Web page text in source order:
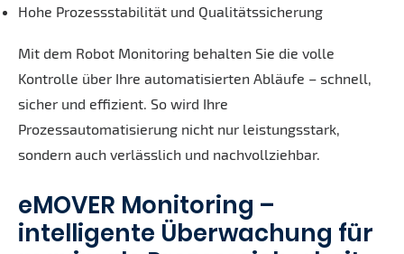
Hohe Prozessstabilität und Qualitätssicherung
Mit dem Robot Monitoring behalten Sie die volle
Kontrolle über Ihre automatisierten Abläufe – schnell,
sicher und effizient. So wird Ihre
Prozessautomatisierung nicht nur leistungsstark,
sondern auch verlässlich und nachvollziehbar.
eMOVER Monitoring –
intelligente Überwachung für